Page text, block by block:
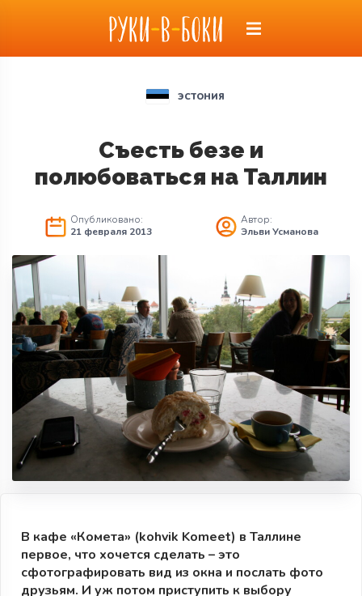
ЭСТОНИЯ
Съесть безе и
полюбоваться на Таллин
Опубликовано:
21 февраля 2013
Автор:
Эльви Усманова
В кафе «Комета» (kohvik Komeet) в Таллине
первое, что хочется сделать – это
сфотографировать вид из окна и послать фото
друзьям. И уж потом приступить к выбору